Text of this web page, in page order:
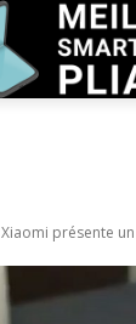
Xiaomi présente